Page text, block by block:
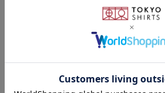
本体：綿74% ポリエステル26%
リブ部分：綿78% ポリエステル